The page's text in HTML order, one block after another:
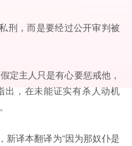
刑，而是要经过公开审判被
定主人只是有心要惩戒他，
出，在未能证实有杀人动机
新译本翻译为“因为那奴仆是